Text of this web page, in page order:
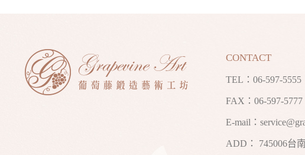
CONTACT
TEL： 06-597-5555
FAX：06-597-5777
E-mail：
ADD： 745006台